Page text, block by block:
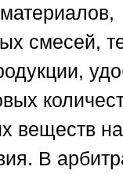
смесей,
веществ
В